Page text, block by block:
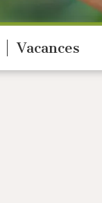
Vacances